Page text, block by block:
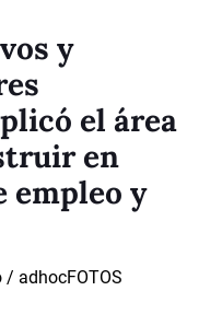
y
el área
en
empleo y